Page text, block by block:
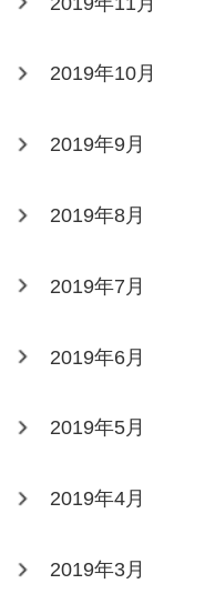
2019年10月
2019年9月
2019年8月
2019年7月
2019年6月
2019年5月
2019年4月
2019年3月